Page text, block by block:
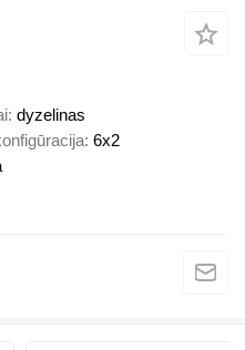
dyzelinas
6x2